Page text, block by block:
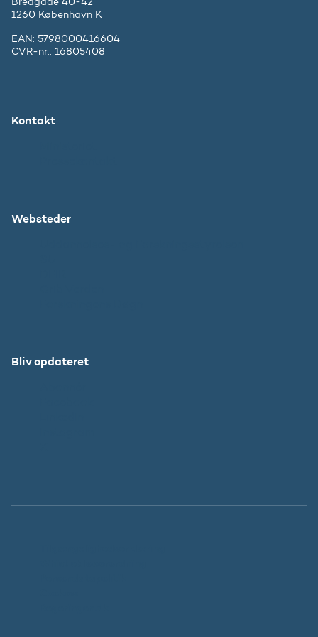
1260 København K
EAN: 5798000416604
CVR-nr.: 16805408
Kontakt
Websteder
Bliv opdateret